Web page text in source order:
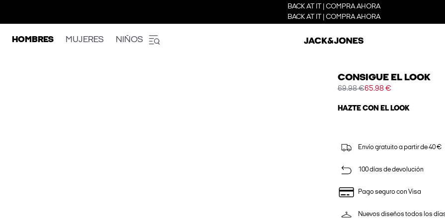
BACK AT IT | COMPRA AHORA
BACK AT IT | COMPRA AHORA
HOMBRES MUJERES NIÑOS
CONSIGUE EL LOOK
69.98 €65.98 €
HAZTE CON EL LOOK
Envío gratuito a partir de 40 €
100 días de devolución
Pago seguro con Visa
Nuevos diseños todos los